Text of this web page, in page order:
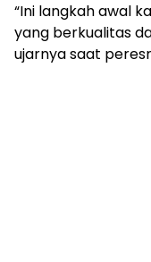
“Ini langkah awal
yang berkualitas
ujarnya saat